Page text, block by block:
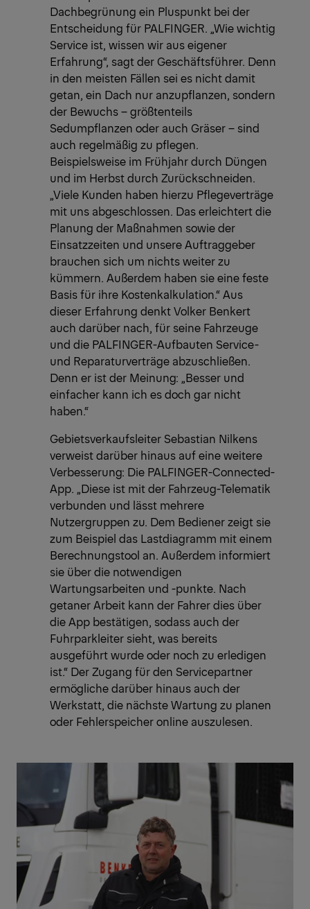
Dachbegrünung ein Pluspunkt bei der
Entscheidung für PALFINGER. „Wie wichtig
Service ist, wissen wir aus eigener
Erfahrung“, sagt der Geschäftsführer. Denn
in den meisten Fällen sei es nicht damit
getan, ein Dach nur anzupflanzen, sondern
der Bewuchs – größtenteils
Sedumpflanzen oder auch Gräser – sind
auch regelmäßig zu pflegen.
Beispielsweise im Frühjahr durch Düngen
und im Herbst durch Zurückschneiden.
„Viele Kunden haben hierzu Pflegeverträge
mit uns abgeschlossen. Das erleichtert die
Planung der Maßnahmen sowie der
Einsatzzeiten und unsere Auftraggeber
brauchen sich um nichts weiter zu
kümmern. Außerdem haben sie eine feste
Basis für ihre Kostenkalkulation.“ Aus
dieser Erfahrung denkt Volker Benkert
auch darüber nach, für seine Fahrzeuge
und die PALFINGER-Aufbauten Service-
und Reparaturverträge abzuschließen.
Denn er ist der Meinung: „Besser und
einfacher kann ich es doch gar nicht
haben.“
Gebietsverkaufsleiter Sebastian Nilkens
verweist darüber hinaus auf eine weitere
Verbesserung: Die PALFINGER-Connected-
App. „Diese ist mit der Fahrzeug-Telematik
verbunden und lässt mehrere
Nutzergruppen zu. Dem Bediener zeigt sie
zum Beispiel das Lastdiagramm mit einem
Berechnungstool an. Außerdem informiert
sie über die notwendigen
Wartungsarbeiten und -punkte. Nach
getaner Arbeit kann der Fahrer dies über
die App bestätigen, sodass auch der
Fuhrparkleiter sieht, was bereits
ausgeführt wurde oder noch zu erledigen
ist.“ Der Zugang für den Servicepartner
ermögliche darüber hinaus auch der
Werkstatt, die nächste Wartung zu planen
oder Fehlerspeicher online auszulesen.